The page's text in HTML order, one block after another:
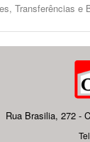
Transferências e
Rua Brasilia, 272 -